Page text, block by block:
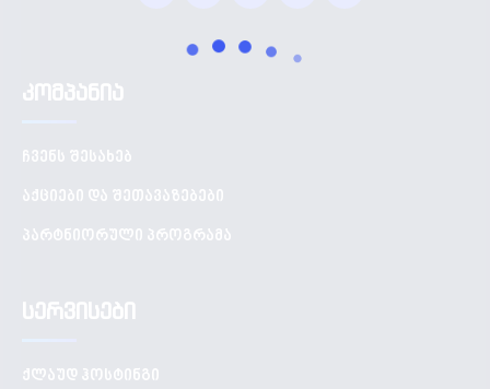
კომპანია
ჩვენს შესახებ
აქციები და შეთავაზებები
პარტნიორული პროგრამა
სერვისები
ქლაუდ ჰოსტინგი